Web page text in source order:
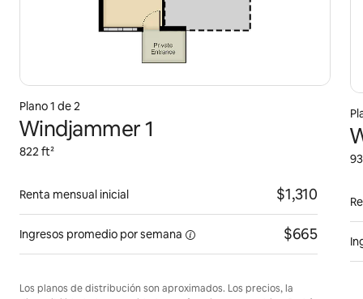
Plano 1 de 2
Windjammer 1
822 ft²
Renta mensual inicial $1,310
Ingresos promedio porsemana $665
Los planos de distribución son aproximados. Los precios, la